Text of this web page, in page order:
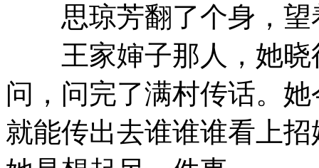
思琼芳翻了个身，望
王家婶子那人，她晓
问，问完了满村传话。
就能传出去谁谁谁看上